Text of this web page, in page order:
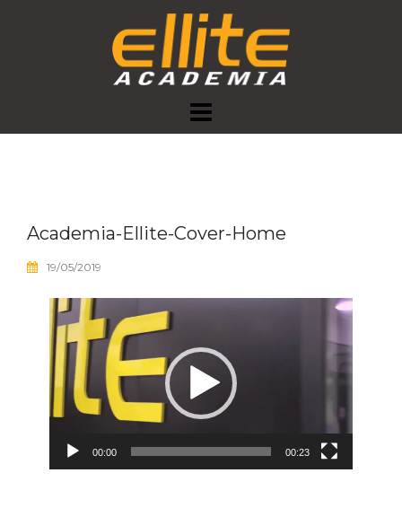
Academia-Ellite-Cover-Home
19/05/2019
Tocador
de
vídeo
00:00 00:23